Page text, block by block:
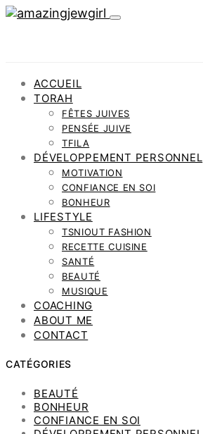
ACCUEIL
TORAH
FÊTES JUIVES
PENSÉE JUIVE
TFILA
DÉVELOPPEMENT PERSONNEL
MOTIVATION
CONFIANCE EN SOI
BONHEUR
LIFESTYLE
TSNIOUT FASHION
RECETTE CUISINE
SANTÉ
BEAUTÉ
MUSIQUE
COACHING
ABOUT ME
CONTACT
CATÉGORIES
BEAUTÉ
BONHEUR
CONFIANCE EN SOI